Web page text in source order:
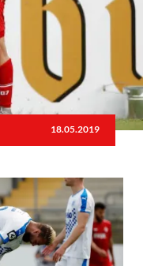
18.05.2019